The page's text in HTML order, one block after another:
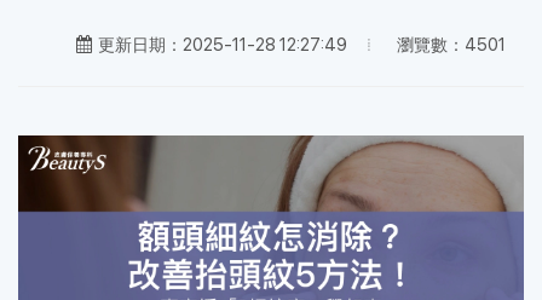
更新日期：2025-11-28 12:27:49 瀏覽數：4501